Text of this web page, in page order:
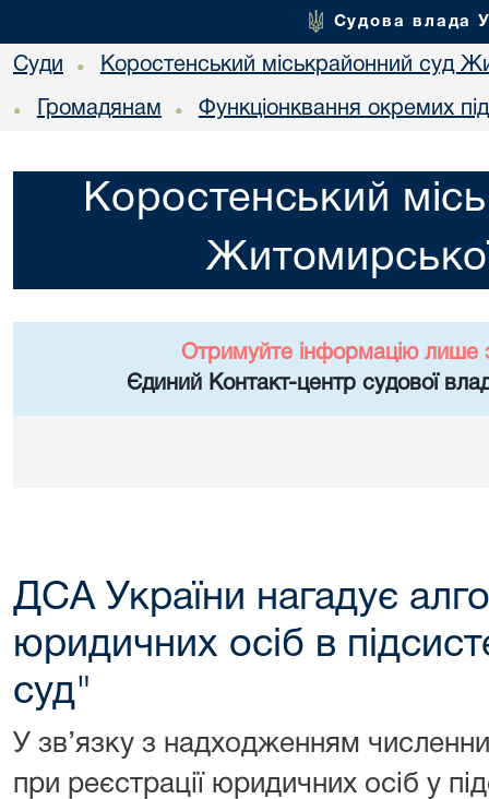
Судова влада
Суди • Коростенський міськрайонний суд
• Громадянам • Функціонквання окремих
Коростенський
Отримуйте інформацію лише
Єдиний Контакт-центр судової
ДСА України нагадує
юридичних осіб в
суд"
У зв’язку з надходженням
при реєстрації юридичних осіб у